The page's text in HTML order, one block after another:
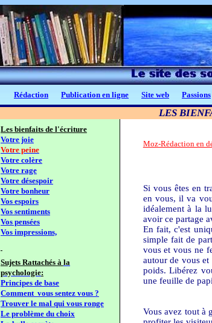
Rédaction Publication en ligne Site web Passions
LES
Les bienfaits de l'écriture
Votre joie
Votre peine
Votre colère
Votre rage
Votre désespoir
Votre bonheur
Vos espoirs
Vos sentiments
Vos pensées
Vos impressions,
Sujets Rattachés à la
psychologie:
Principes de base
Comment vous sentez vous ?
Trouver le mal qui vous ronge
Le problème du choix
Moz-Rédaction en
Si vous êtes en
en vous, il va
idéalement à la
avoir ce partage
En fait, c'est
simple fait de
vous et vous ne
autour de vous
poids. Libérez
une feuille de
Vous avez tout à